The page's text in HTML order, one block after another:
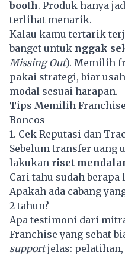
booth. Produk hanya
terlihat menarik.
Kalau kamu tertarik
banget untuk nggak
Missing Out). Memilih
pakai strategi, biar
modal sesuai harapan.
Tips Memilih
Boncos
1. Cek Reputasi dan
Sebelum transfer uang
lakukan riset
Cari tahu sudah
Apakah ada cabang
2 tahun?
Apa testimoni dari
Franchise yang sehat
supportjelas: